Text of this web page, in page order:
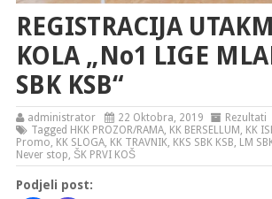
REGISTRACIJA
KOLA „No1 LIGE
SBK KSB“
administrator 22 Oktobra, 2019
Rezultati
Tagged HKK PROZOR/RAMA, KK BERSELLUM , KK
Promo, KK SLOGA, KK TRAVNIK, KKS SBK KSB, LM
Never stop, ŠK PRVI KOŠ
Podjeli post: